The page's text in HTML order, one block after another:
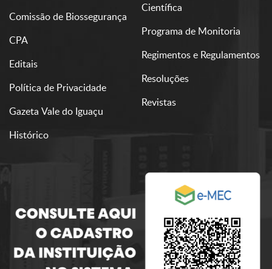
Comissão de Biossegurança
CPA
Editais
Política de Privacidade
Gazeta Vale do Iguaçu
Histórico
Científica
Programa de Monitoria
Regimentos e Regulamentos
Resoluções
Revistas